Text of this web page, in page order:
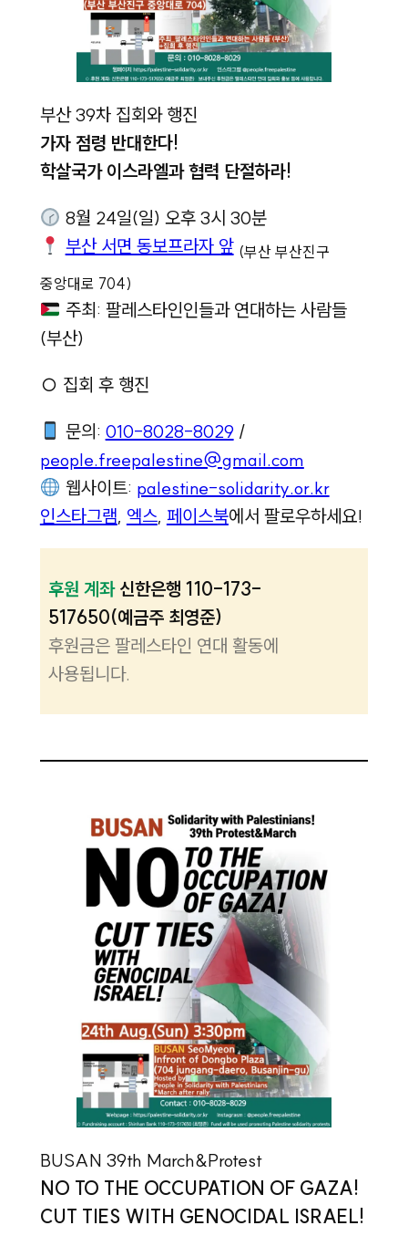
부산 39차 집회와 행진
가자 점령 반대한다!
학살국가 이스라엘과 협력 단절하라!
8월 24일(일) 오후 3시 30분
부산 서면 동보프라자 앞 (부산 부산진구
중앙대로 704)
주최: 팔레스타인인들과 연대하는 사람들
(부산)
○ 집회 후 행진
문의: 010-8028-8029 /
people.freepalestine@gmail.com
웹사이트: palestine-solidarity.or.kr
인스타그램, 엑스, 페이스북에서 팔로우하세요!
후원 계좌신한은행 110-173-
517650(예금주 최영준)
후원금은 팔레스타인 연대 활동에
사용됩니다.
BUSAN 39th March&Protest
NO TO THE OCCUPATION OF GAZA!
CUT TIES WITH GENOCIDAL ISRAEL!